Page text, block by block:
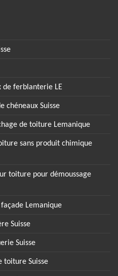
ferblanterie LE
chéneaux Suisse
de toiture Lemanique
sans produit chimique
toiture pour démoussage
Lemanique
Suisse
Suisse
toiture Suisse